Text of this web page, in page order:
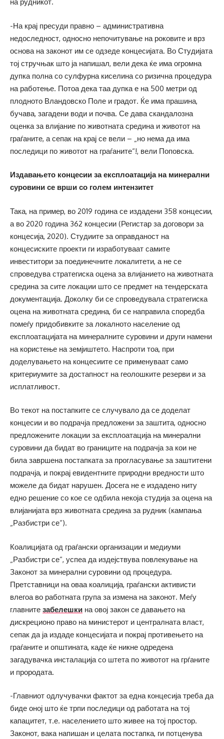
на рудникот.
-На крај пресуди правно – административна
недоследност, односно непочитување на роковите и врз
основа на законот им се одзеде концесијата. Во Студијата
тој стручњак што ја напишал, вели дека ќе има огромна
дупка полна со сулфурна киселина со ризична процедура
на работење. Потоа дека таа дупка е на 500 метри од
плодното Вландовско Поле и градот. Ќе има прашина,
бучава, загадени води и почва. Се дава скандалозна
оценка за влијание по животната средина и животот на
граѓаните, а сепак на крај се вели – „но нема да има
последици по животот на граѓаните“!, вели Поповска.
Издавањето концесии за експлоатација на минерални
суровини се врши со голем интензитет
Така, на пример, во 2019 година се издадени 358 концесии,
а во 2020 година 362 концесии (Регистар за договори за
концесија, 2020). Студиите за оправданост на
концесиските проекти ги изработуваат самите
инвеститори за поединечните локалитети, а не се
спроведува стратегиска оцена за влијанието на животната
средина за сите локации што се предмет на тендерската
документација. Доколку би се спроведувала стратегиска
оцена на животната средина, би се направила споредба
помеѓу придобивките за локалното население од
експлоатацијата на минералните суровини и други намени
на користење на земјиштето. Наспроти тоа, при
доделувањето на концесиите се применуваат само
критериумите за достапност на геолошките резерви и за
исплатливост.
Во текот на постапките се случувало да се доделат
концесии и во подрачја предложени за заштита, односно
предложените локации за експлоатација на минерални
суровини да бидат во границите на подрачја за кои не
била завршена постапката за прогласување за заштитени
подрачја, и покрај евидентните природни вредности што
можеле да бидат нарушен. Досега не е издадено ниту
едно решение со кое се одбила некоја студија за оцена на
влијанијата врз животната средина за рудник (кампања
„Разбистри се“).
Коалицијата од граѓански организации и медиуми
„Разбистри се“, успеа да издејствува повлекување на
Законот за минерални суровини од процедура.
Претставници на оваа коалиција, граѓански активисти
влегоа во работната група за измена на законот. Меѓу
главните забелешки на овој закон се давањето на
дискреционо право на министерот и централната власт,
сепак да ја издаде концесијата и покрај противењето на
граѓаните и општината, каде ќе никне одредена
загадувачка инсталација со штета по животот на грѓаните
и прородата.
-Главниот одлучувачки фактот за една концесија треба да
биде оној што ќе трпи последици од работата на тој
капацитет, т.е. населението што живее на тој простор.
Законот, вака напишан и целата постапка, ги потценува